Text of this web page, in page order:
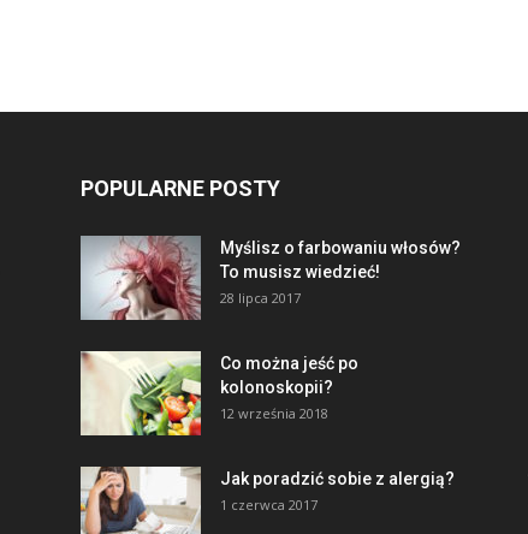
POPULARNE POSTY
Myślisz o farbowaniu włosów?
To musisz wiedzieć!
28 lipca 2017
Co można jeść po
kolonoskopii?
12 września 2018
Jak poradzić sobie z alergią?
1 czerwca 2017